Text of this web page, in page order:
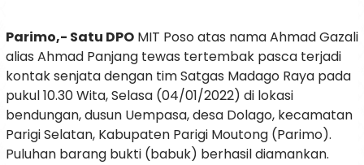
Parimo,- Satu DPO MIT Poso atas nama Ahmad Gazali
alias Ahmad Panjang tewas tertembak pasca terjadi
kontak senjata dengan tim Satgas Madago Raya pada
pukul 10.30 Wita, Selasa (04/01/2022) di lokasi
bendungan, dusun Uempasa, desa Dolago, kecamatan
Parigi Selatan, Kabupaten Parigi Moutong (Parimo).
Puluhan barang bukti (babuk) berhasil diamankan.